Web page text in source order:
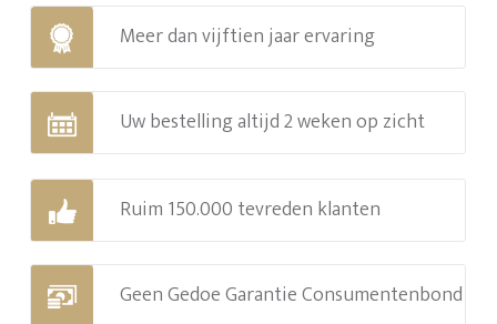
Meer dan vijftien jaar ervaring
Uw bestelling altijd 2 weken op zicht
Ruim 150.000 tevreden klanten
Geen Gedoe Garantie Consumentenbond